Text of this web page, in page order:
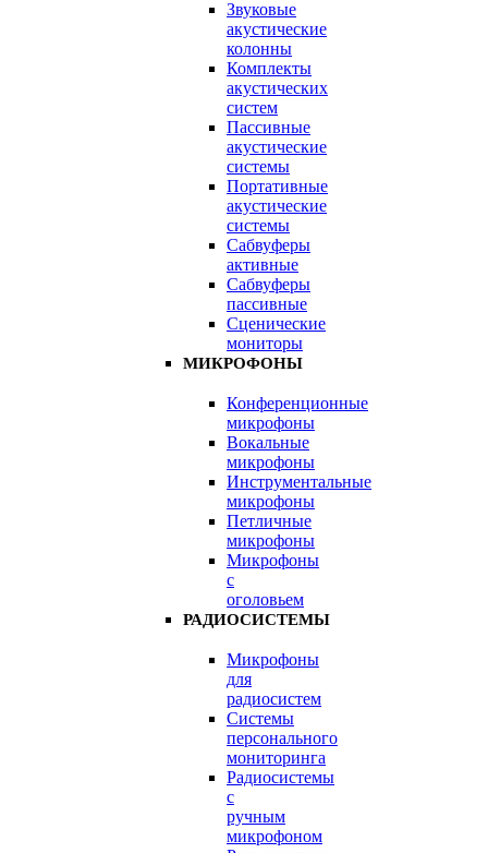
Звуковые
акустические
колонны
Комплекты
акустических
систем
Пассивные
акустические
системы
Портативные
акустические
системы
Сабвуферы
активные
Сабвуферы
пассивные
Сценические
мониторы
МИКРОФОНЫ
Конференционные
микрофоны
Вокальные
микрофоны
Инструментальные
микрофоны
Петличные
микрофоны
Микрофоны
с
оголовьем
РАДИОСИСТЕМЫ
Микрофоны
для
радиосистем
Системы
персонального
мониторинга
Радиосистемы
c
ручным
микрофоном